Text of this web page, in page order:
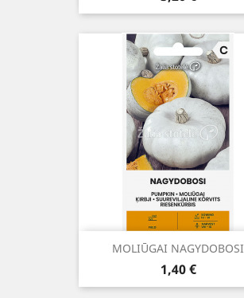
MOLIŪGAI NAGYDOBOSI
Kaina
1,40 €